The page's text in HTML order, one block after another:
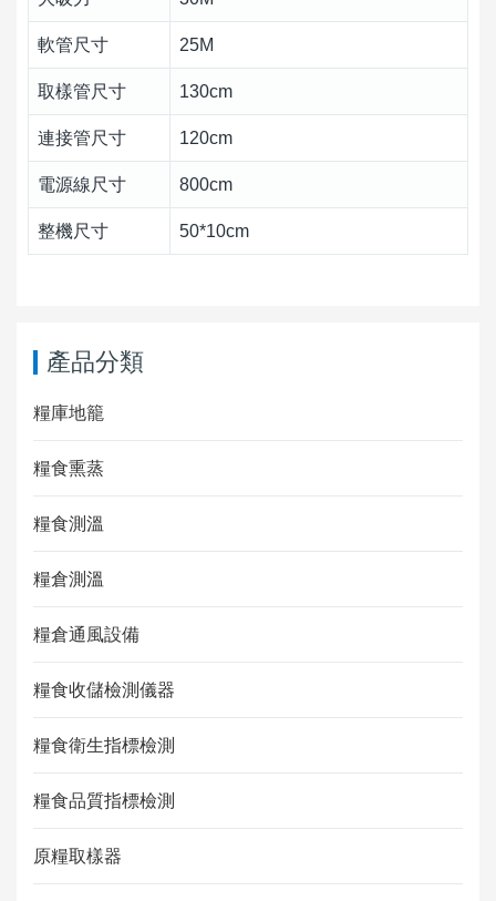
軟管尺寸 25M
取樣管尺寸 130cm
連接管尺寸 120cm
電源線尺寸 800cm
整機尺寸 50*10cm
產品分類
糧庫地籠
糧食熏蒸
糧食測溫
糧倉測溫
糧倉通風設備
糧食收儲檢測儀器
糧食衛生指標檢測
糧食品質指標檢測
原糧取樣器